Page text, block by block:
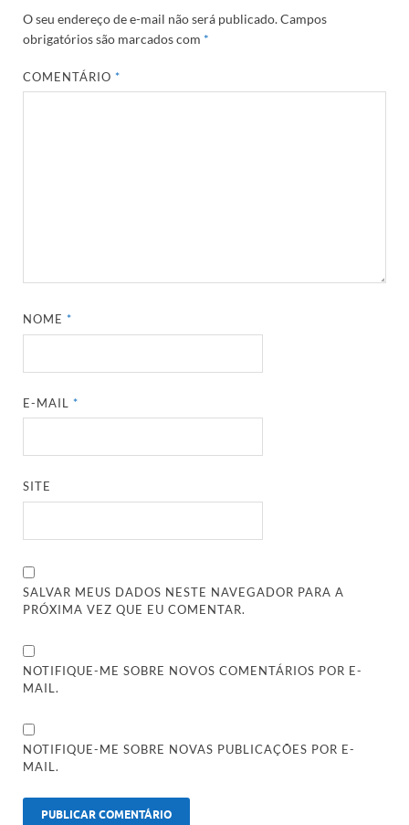
O seu endereço de e-mail não será publicado.Campos
obrigatórios são marcados com *
COMENTÁRIO*
NOME*
E-MAIL*
SITE
SALVAR MEUS DADOS NESTE NAVEGADOR PARA A
PRÓXIMA VEZ QUE EU COMENTAR.
NOTIFIQUE-ME SOBRE NOVOS COMENTÁRIOS POR E-
MAIL.
NOTIFIQUE-ME SOBRE NOVAS PUBLICAÇÕES POR E-
MAIL.